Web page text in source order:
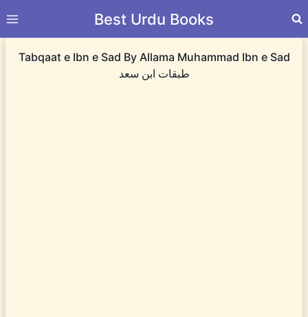
to
Best Urdu Books
Tabqaat e Ibn e Sad By Allama Muhammad Ibn e Sad
طبقات ابن سعد